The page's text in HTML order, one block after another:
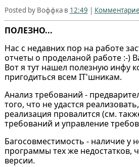
Posted by Воффка в 12:49 |
ПОЛЕЗНО...
Нас с недавних пор на работе
отчеты о проделаной работе :-)
Вот я тут нашел полезную инфу
пригодиться всем IT'шникам.
Анализ требований -
того, что не удастся
реализация провалится (см.
требований и управление
Багосовместимость - наличие у
программы тех же недостатков,
версии.